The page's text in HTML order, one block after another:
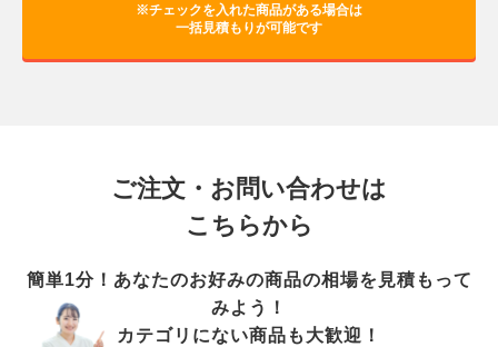
※チェックを入れた商品がある場合は
一括見積もりが可能です
ご注文・お問い合わせは
こちらから
簡単1分！あなたのお好みの商品の相場を見積もって
みよう！
カテゴリにない商品も大歓迎！